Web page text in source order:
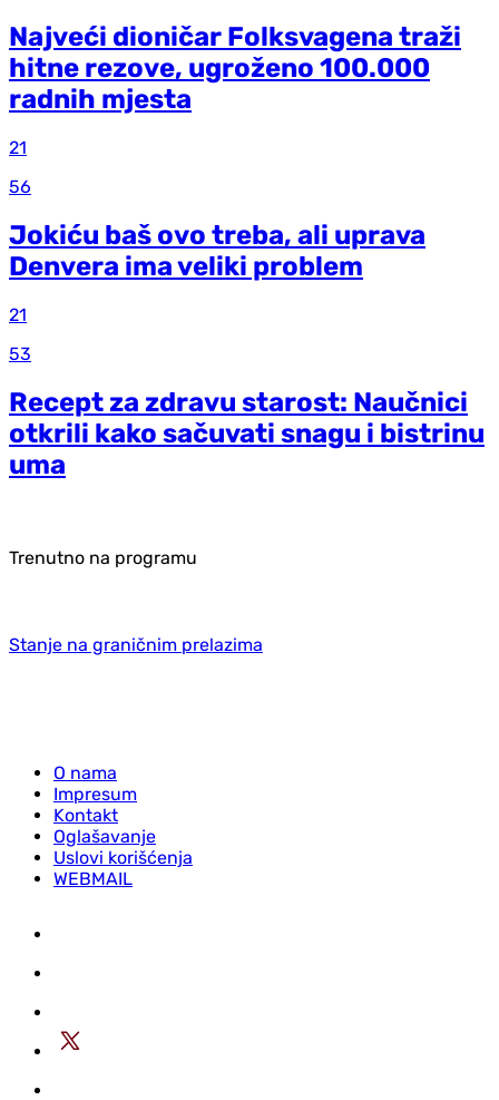
Najveći dioničar Folksvagena traži
hitne rezove, ugroženo 100.000
radnih mjesta
21
56
Jokiću baš ovo treba, ali uprava
Denvera ima veliki problem
21
53
Recept za zdravu starost: Naučnici
otkrili kako sačuvati snagu i bistrinu
uma
Trenutno na programu
Stanje na graničnim prelazima
O nama
Impresum
Kontakt
Oglašavanje
Uslovi korišćenja
WEBMAIL